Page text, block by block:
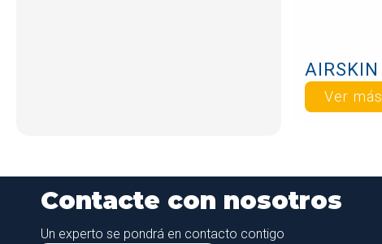
Ver más
Contacte con nosotros
Un experto se pondrá en contacto contigo